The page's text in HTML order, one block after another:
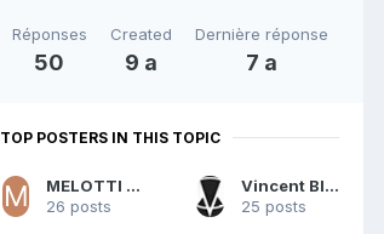
Réponses
50
Created
9 a
Dernière réponse
7 a
TOP POSTERS IN THIS TOPIC
MELOTTI Christian
26 posts
Vincent Blondeau
25 posts